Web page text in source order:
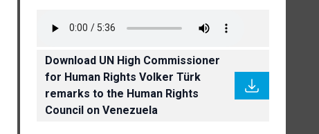
Download UN High Commissioner
for Human Rights Volker Türk
remarks to the Human Rights
Council on Venezuela